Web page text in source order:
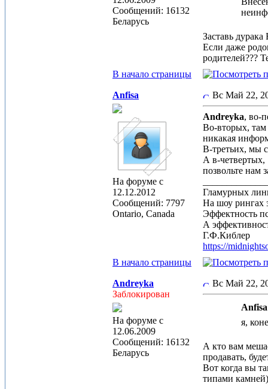
Сообщений: 16132
Беларусь
Заставь
Если даже
родителей???
В начало страницы
Anfisa
На форуме с
12.12.2012
Сообщений: 7797
Ontario, Canada
Вс Май 22,
Andreyka, во-
Во-вторых,
никакая
В-третьих, мы
А в-четвертых,
позвольте нам
Гламурных
На шоу рингах
Эффектность
А
Г.Ф.Киблер
https://
В начало страницы
Andreyka
Заблокирован
На форуме с
12.06.2009
Сообщений: 16132
Беларусь
Вс Май 22,
я,
А кто вам
продавать,
Вот когда вы
типами